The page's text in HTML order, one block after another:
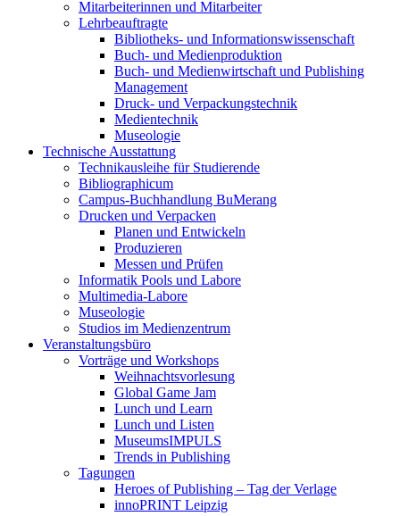
Mitarbeiterinnen und Mitarbeiter
Lehrbeauftragte
Bibliotheks- und Informationswissenschaft
Buch- und Medienproduktion
Buch- und Medienwirtschaft und Publishing
Management
Druck- und Verpackungstechnik
Medientechnik
Museologie
Technische Ausstattung
Technikausleihe für Studierende
Bibliographicum
Campus-Buchhandlung BuMerang
Drucken und Verpacken
Planen und Entwickeln
Produzieren
Messen und Prüfen
Informatik Pools und Labore
Multimedia-Labore
Museologie
Studios im Medienzentrum
Veranstaltungsbüro
Vorträge und Workshops
Weihnachtsvorlesung
Global Game Jam
Lunch und Learn
Lunch und Listen
MuseumsIMPULS
Trends in Publishing
Tagungen
Heroes of Publishing – Tag der Verlage
innoPRINT Leipzig